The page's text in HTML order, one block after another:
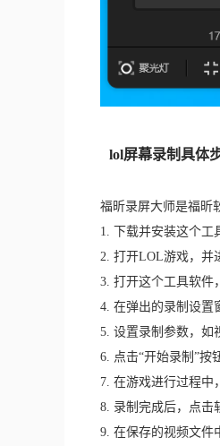
lol屏幕录制具体
福昕录屏大师是福昕
1. 下载并安装这个工
2. 打开LOL游戏，并
3. 打开这个工具软件
4. 在弹出的录制设置
5. 设置录制参数，如
6. 点击“开始录制”按
7. 在游戏进行过程中
8. 录制完成后，点击
9. 在保存的视频文件